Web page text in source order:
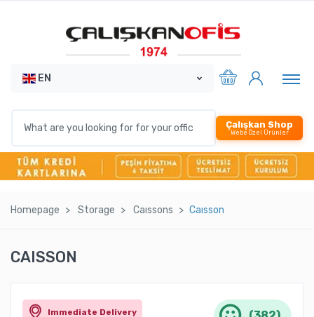
EN
Çalışkan Shop
Webe Özel Ürünler
Homepage Storage Caıssons Caısson
CAISSON
Immediate Delivery